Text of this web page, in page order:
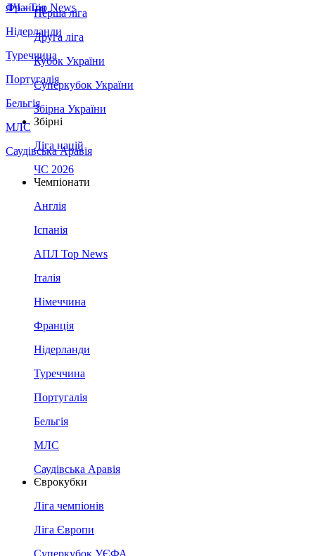
Франція
Нідерланди
Туреччина
Португалія
Бельгія
МЛС
Саудівська Аравія
ЛЧ - Top News
Перша ліга
Друга ліга
Кубок України
Суперкубок України
Збірна України
Збірні
Ліга націй
ЧС 2026
Чемпіонати
Англія
Іспанія
АПЛ Top News
Італія
Німеччина
Франція
Нідерланди
Туреччина
Португалія
Бельгія
МЛС
Саудівська Аравія
Єврокубки
Ліга чемпіонів
Ліга Європи
Суперкубок УЄФА